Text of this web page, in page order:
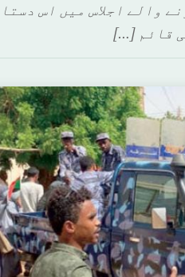
والے اجلاس میں اس
قائم […]